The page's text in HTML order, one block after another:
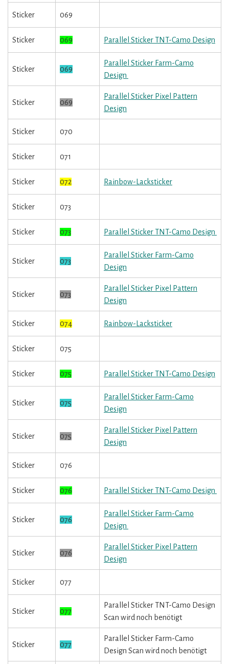
Sticker 069
Sticker 069 Parallel Sticker TNT-Camo Design
Sticker 069
Parallel Sticker Farm-Camo
Design
Sticker 069
Parallel Sticker Pixel Pattern
Design
Sticker 070
Sticker 071
Sticker 072 Rainbow-Lacksticker
Sticker 073
Sticker 073 Parallel Sticker TNT-Camo Design
Sticker 073
Parallel Sticker Farm-Camo
Design
Sticker 073
Parallel Sticker Pixel Pattern
Design
Sticker 074 Rainbow-Lacksticker
Sticker 075
Sticker 075 Parallel Sticker TNT-Camo Design
Sticker 075
Parallel Sticker Farm-Camo
Design
Sticker 075
Parallel Sticker Pixel Pattern
Design
Sticker 076
Sticker 076 Parallel Sticker TNT-Camo Design
Sticker 076
Parallel Sticker Farm-Camo
Design
Sticker 076
Parallel Sticker Pixel Pattern
Design
Sticker 077
Sticker 077
Parallel Sticker TNT-Camo Design
Scan wird noch benötigt
Sticker 077
Parallel Sticker Farm-Camo
Design Scan wird noch benötigt